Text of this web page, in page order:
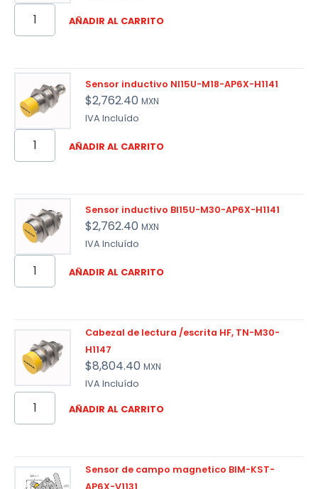
AÑADIR AL CARRITO
Sensor inductivo NI15U-M18-AP6X-H1141
$2,762.40 MXN
IVA Incluído
AÑADIR AL CARRITO
Sensor inductivo BI15U-M30-AP6X-H1141
$2,762.40 MXN
IVA Incluído
AÑADIR AL CARRITO
Cabezal de lectura /escrita HF, TN-M30-
H1147
$8,804.40 MXN
IVA Incluído
AÑADIR AL CARRITO
Sensor de campo magnetico BIM-KST-